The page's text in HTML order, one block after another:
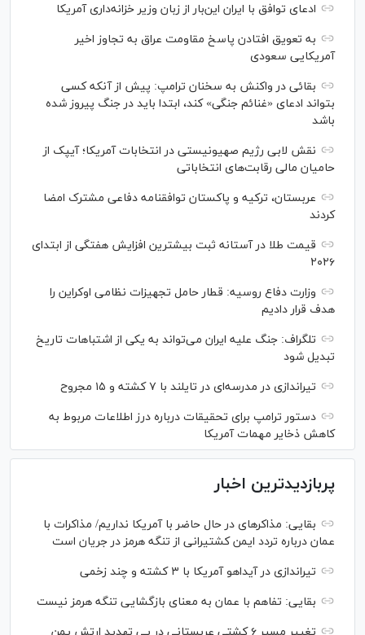
ادعای توافق با ایران این‌بار از زبان وزیر خزانه‌داری آمریکا
به تعویق افتادن پاسخ مقاومت عراق به تجاوز اخیر
آمریکایی سعودی
بقائی در واکنش به سخنان ترامپ: پیش از آنکه کسی
بتواند ادعای «غنائم جنگی» کند، ابتدا باید در جنگ پیروز شده
باشد
نقش لابی رژیم صهیونیستی در انتخابات آمریکا؛ آیپک از
حامیان مالی رقابت‌های انتخاباتی
عربستان، ترکیه و پاکستان توافقنامه دفاعی مشترک امضا
کردند
قیمت طلا در آستانه ثبت بیشترین افزایش هفتگی از ابتدای
۲۰۲۶
وزارت دفاع روسیه: قطار حامل تجهیزات نظامی اوکراین را
هدف قرار دادیم
تلگراف: جنگ علیه ایران می‌تواند به یکی از اشتباهات تاریخ
تبدیل شود
تیراندازی در مدرسه‌ای در تایلند با ۷ کشته و ۱۵ مجروح
دستور ترامپ برای تحقیقات درباره درز اطلاعات مربوط به
کاهش ذخایر مهمات آمریکا
پربازدیدترین اخبار
بقایی: مذاکره‎ای در حال حاضر با آمریکا نداریم/ مذاکرات با
عمان درباره تردد ایمن کشتیرانی از تنگه هرمز در جریان است
تیراندازی در آیداهو آمریکا با ۳ کشته و چند زخمی
بقایی: تفاهم با عمان به معنای بازگشایی تنگه هرمز نیست